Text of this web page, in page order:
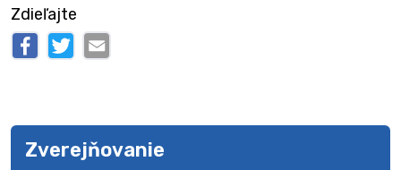
Zdieľajte
Zverejňovanie